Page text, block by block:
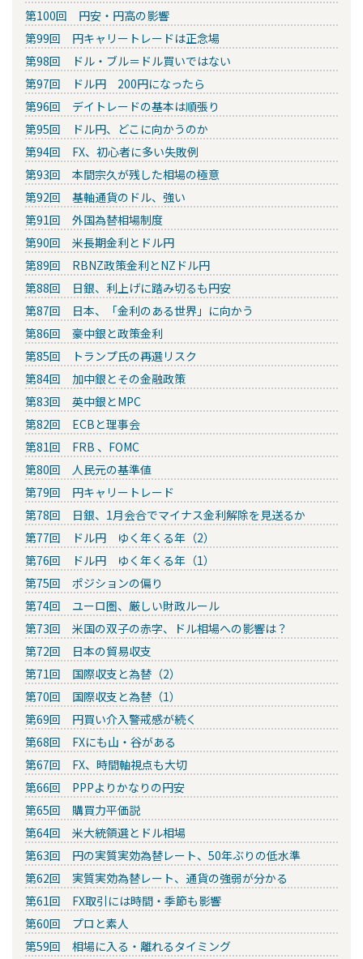
第100回 円安・円高の影響
第99回 円キャリートレードは正念場
第98回 ドル・ブル＝ドル買いではない
第97回 ドル円 200円になったら
第96回 デイトレードの基本は順張り
第95回 ドル円、どこに向かうのか
第94回 FX、初心者に多い失敗例
第93回 本間宗久が残した相場の極意
第92回 基軸通貨のドル、強い
第91回 外国為替相場制度
第90回 米長期金利とドル円
第89回 RBNZ政策金利とNZドル円
第88回 日銀、利上げに踏み切るも円安
第87回 日本、「金利のある世界」に向かう
第86回 豪中銀と政策金利
第85回 トランプ氏の再選リスク
第84回 加中銀とその金融政策
第83回 英中銀とMPC
第82回 ECBと理事会
第81回 FRB 、FOMC
第80回 人民元の基準値
第79回 円キャリートレード
第78回 日銀、1月会合でマイナス金利解除を見送るか
第77回 ドル円 ゆく年くる年（2）
第76回 ドル円 ゆく年くる年（1）
第75回 ポジションの偏り
第74回 ユーロ圏、厳しい財政ルール
第73回 米国の双子の赤字、ドル相場への影響は？
第72回 日本の貿易収支
第71回 国際収支と為替（2）
第70回 国際収支と為替（1）
第69回 円買い介入警戒感が続く
第68回 FXにも山・谷がある
第67回 FX、時間軸視点も大切
第66回 PPPよりかなりの円安
第65回 購買力平価説
第64回 米大統領選とドル相場
第63回 円の実質実効為替レート、50年ぶりの低水準
第62回 実質実効為替レート、通貨の強弱が分かる
第61回 FX取引には時間・季節も影響
第60回 プロと素人
第59回 相場に入る・離れるタイミング